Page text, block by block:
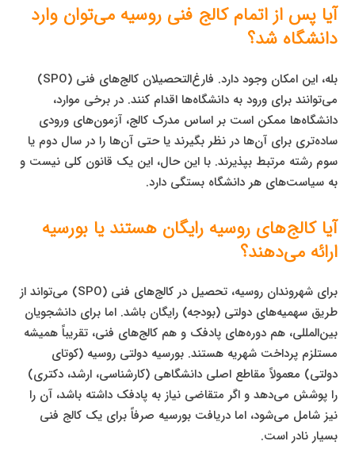
آیا پس از اتمام کالج فنی روسیه می‌توان وارد
دانشگاه شد؟
بله، این امکان وجود دارد. فارغ‌التحصیلان کالج‌های فنی (SPO)
می‌توانند برای ورود به دانشگاه‌ها اقدام کنند. در برخی موارد،
دانشگاه‌ها ممکن است بر اساس مدرک کالج، آزمون‌های ورودی
ساده‌تری برای آن‌ها در نظر بگیرند یا حتی آن‌ها را در سال دوم یا
سوم رشته مرتبط بپذیرند. با این حال، این یک قانون کلی نیست و
به سیاست‌های هر دانشگاه بستگی دارد.
آیا کالج‌های روسیه رایگان هستند یا بورسیه
ارائه می‌دهند؟
برای شهروندان روسیه، تحصیل در کالج‌های فنی (SPO) می‌تواند از
طریق سهمیه‌های دولتی (بودجه) رایگان باشد. اما برای دانشجویان
بین‌المللی، هم دوره‌های پادفک و هم کالج‌های فنی، تقریباً همیشه
مستلزم پرداخت شهریه هستند. بورسیه دولتی روسیه (کوتای
دولتی) معمولاً مقاطع اصلی دانشگاهی (کارشناسی، ارشد، دکتری)
را پوشش می‌دهد و اگر متقاضی نیاز به پادفک داشته باشد، آن را
نیز شامل می‌شود، اما دریافت بورسیه صرفاً برای یک کالج فنی
بسیار نادر است.